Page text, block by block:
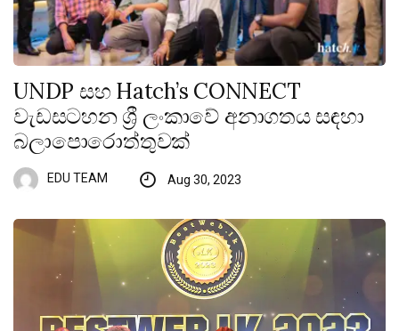
UNDP සහ Hatch’s CONNECT
වැඩසටහන ශ්‍රී ලංකාවේ අනාගතය සඳහා
බලාපොරොත්තුවක්
EDU TEAM Aug 30, 2023